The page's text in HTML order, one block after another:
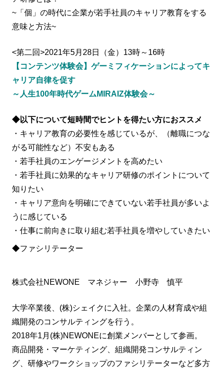
~「個」の時代に企業が若手社員のキャリア教育をする
意味と方法~
<第二回>2021年5月28日（金）13時～16時
【コンテンツ体験会】ゲーミフィケーションによってキ
ャリア自律を促す
～人生100年時代ゲームMIRAIZ体験会～
◆以下について短時間でヒントを得たい方におススメ
・キャリア教育の必要性を感じているが、（離職につな
がる可能性など）不安もある
・若手社員のエンゲージメントを高めたい
・若手社員に効果的なキャリア研修のポイントについて
知りたい
・キャリア意向を明確にできていない若手社員が多いよ
うに感じている
・仕事に前向きに取り組む若手社員を増やしていきたい
◆ファシリテーター
株式会社NEWONE マネジャー 小野寺 慎平
大学卒業後、(株)シェイクに入社。企業の人材育成や組
織開発のコンサルティングを行う。
2018年1月(株)NEWONEに創業メンバーとして参画。
商品開発・マーケティング、組織開発コンサルティン
グ、研修やワークショップのファシリテーターなど多方